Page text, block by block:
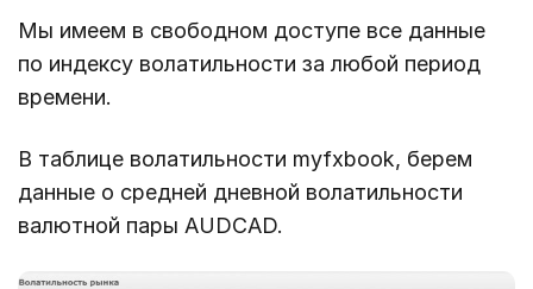
Мы имеем в свободном доступе все данные
по индексу волатильности за любой период
времени.
В таблице волатильности myfxbook, берем
данные о средней дневной волатильности
валютной пары AUDCAD.